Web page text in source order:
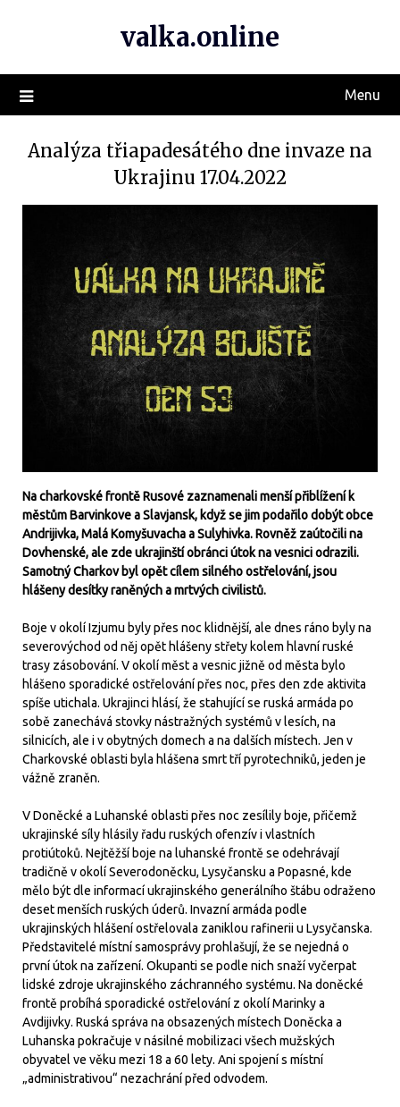
valka.online
Menu
Analýza třiapadesátého dne invaze na
Ukrajinu 17.04.2022
Na charkovské frontě Rusové zaznamenali menší přiblížení k
městům Barvinkove a Slavjansk, když se jim podařilo dobýt obce
Andrijivka, Malá Komyšuvacha a Sulyhivka. Rovněž zaútočili na
Dovhenské, ale zde ukrajinští obránci útok na vesnici odrazili.
Samotný Charkov byl opět cílem silného ostřelování, jsou
hlášeny desítky raněných a mrtvých civilistů.
Boje v okolí Izjumu byly přes noc klidnější, ale dnes ráno byly na
severovýchod od něj opět hlášeny střety kolem hlavní ruské
trasy zásobování. V okolí měst a vesnic jižně od města bylo
hlášeno sporadické ostřelování přes noc, přes den zde aktivita
spíše utichala. Ukrajinci hlásí, že stahující se ruská armáda po
sobě zanechává stovky nástražných systémů v lesích, na
silnicích, ale i v obytných domech a na dalších místech. Jen v
Charkovské oblasti byla hlášena smrt tří pyrotechniků, jeden je
vážně zraněn.
V Doněcké a Luhanské oblasti přes noc zesílily boje, přičemž
ukrajinské síly hlásily řadu ruských ofenzív i vlastních
protiútoků. Nejtěžší boje na luhanské frontě se odehrávají
tradičně v okolí Severodoněcku, Lysyčansku a Popasné, kde
mělo být dle informací ukrajinského generálního štábu odraženo
deset menších ruských úderů. Invazní armáda podle
ukrajinských hlášení ostřelovala zaniklou rafinerii u Lysyčanska.
Představitelé místní samosprávy prohlašují, že se nejedná o
první útok na zařízení. Okupanti se podle nich snaží vyčerpat
lidské zdroje ukrajinského záchranného systému. Na doněcké
frontě probíhá sporadické ostřelování z okolí Marinky a
Avdijivky. Ruská správa na obsazených místech Doněcka a
Luhanska pokračuje v násilné mobilizaci všech mužských
obyvatel ve věku mezi 18 a 60 lety. Ani spojení s místní
„administrativou“ nezachrání před odvodem.